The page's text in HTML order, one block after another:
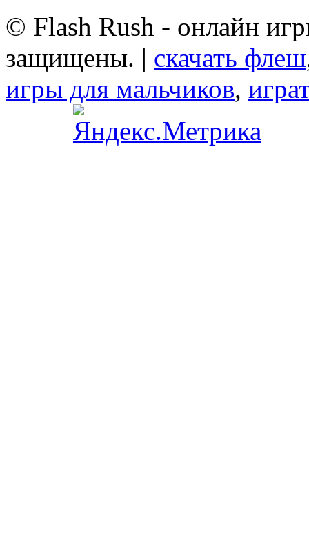
© Flash Rush - онлайн
защищены. | скачать флеш
игры для мальчиков,